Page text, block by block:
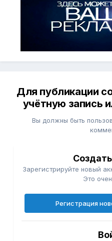
Для публикации
учётную запись
Вы должны быть
Зарегистрируйте новый
Это
Регистрация